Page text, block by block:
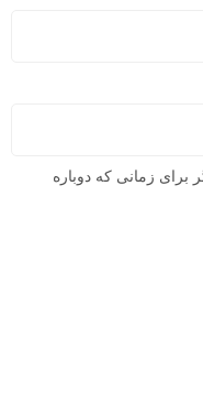
برای زمانی که دوباره